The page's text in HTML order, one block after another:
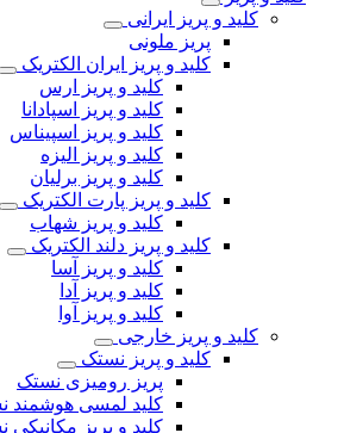
کلید و پریز ایرانی
پریز ملونی
کلید و پریز ایران الکتریک
کلید و پریز ارس
کلید و پریز اسپادانا
کلید و پریز اسپیناس
کلید و پریز الیزه
کلید و پریز برلیان
کلید و پریز پارت الکتریک
کلید و پریز شهاب
کلید و پریز دلند الکتریک
کلید و پریز آسا
کلید و پریز آدا
کلید و پریز آوا
کلید و پریز خارجی
کلید و پریز نستک
پریز رومیزی نستک
کلید لمسی هوشمند
کلید و پریز مکانیکی